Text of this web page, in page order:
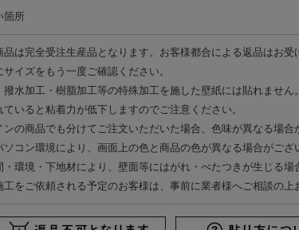
箇所
は完全受注生産品となります。お客様都合による返品はお受
イズをもう一度ご確認ください。
水加工・樹脂加工等の特殊加工を施した壁紙には貼れません。
いると粘着力が低下しますのでご注意ください。
の商品でも分けてご注文いただいた場合、色味が異なる場合
コン環境により、画面上の色と商品の色が異なる場合がござ
環境・下地材により、壁面等にはがれ・べたつきが生じる場
をご依頼される予定のお客様は、事前に業者様へご相談の上